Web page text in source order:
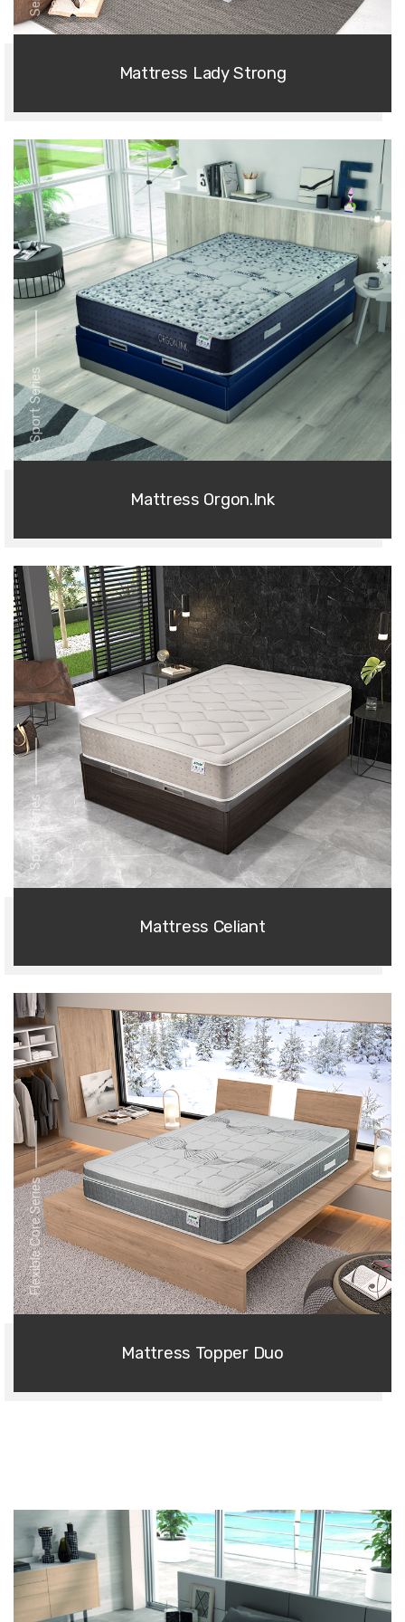
Mattress Lady Strong
Sport Series
Mattress Orgon.Ink
Sport Series
Mattress Celiant
Flexible Core Series
Mattress Topper Duo